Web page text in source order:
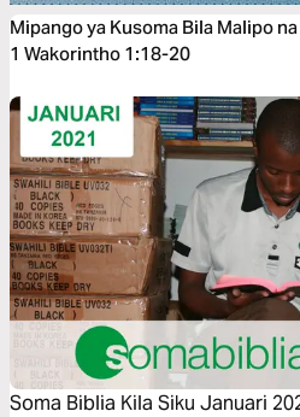
Mipango ya Kusoma Bila Malipo
1 Wakorintho 1:18-20
Soma Biblia Kila Siku Januari